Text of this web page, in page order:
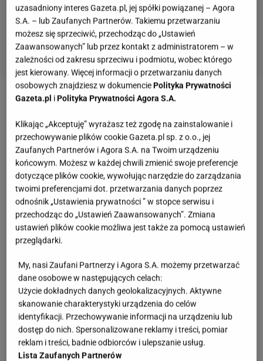
Zobacz wideo5 strategicznych miejsc na ciele, w
których powinno się aplikować perfumy
Notino: Perfumy Chanel Chance. Ulubiony zapach
Doroty Gardias
Ten zapach używam już kilka lat. Mam
naprawdę duży zestaw perfum, bo często
dostaję je w prezencie, ale wracam do Chanel
One po prostu muszą być, tak samo jak
biżuteria
- mówiła Dorota Gardias w rozmowie z portalem
Jastrząb Post. Chanel Chance z pewnością można
uznać za perfumy wyjątkowe. Stworzone przez
uzasadniony interes Gazeta.pl, jej spółki powiązanej – Agora
S.A. – lub Zaufanych Partnerów. Takiemu przetwarzaniu
możesz się sprzeciwić, przechodząc do „Ustawień
Zaawansowanych” lub przez kontakt z administratorem – w
zależności od zakresu sprzeciwu i podmiotu, wobec którego
jest kierowany. Więcej informacji o przetwarzaniu danych
osobowych znajdziesz w dokumenciePolityka Prywatności
Gazeta.pl iPolityka Prywatności Agora S.A.
Klikając „Akceptuję” wyrażasz też zgodę na zainstalowanie i
przechowywanie plików cookie Gazeta.pl sp. z o.o., jej
Zaufanych Partnerów i Agora S.A. na Twoim urządzeniu
końcowym. Możesz w każdej chwili zmienić swoje preferencje
dotyczące plików cookie, wywołując narzędzie do zarządzania
twoimi preferencjami dot. przetwarzania danych poprzez
odnośnik „Ustawienia prywatności ” w stopce serwisu i
przechodząc do „Ustawień Zaawansowanych”. Zmiana
ustawień plików cookie możliwa jest także za pomocą ustawień
przeglądarki.
My, nasi Zaufani Partnerzy i Agora S.A. możemy przetwarzać
dane osobowe w następujących celach:
Użycie dokładnych danych geolokalizacyjnych. Aktywne
skanowanie charakterystyki urządzenia do celów
identyfikacji. Przechowywanie informacji na urządzeniu lub
dostęp do nich. Spersonalizowane reklamy i treści, pomiar
reklam i treści, badnie odbiorców i ulepszanie usług.
Lista Zaufanych Partnerów